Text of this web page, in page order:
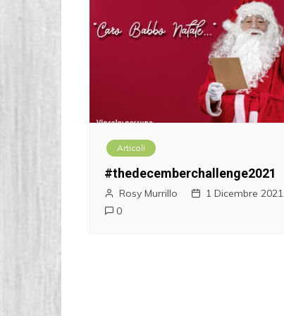
Articoli
#thedecemberchallenge2021
Rosy Murrillo
1 Dicembre 2021
0